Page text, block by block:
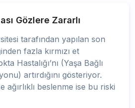
Gözlere Zararlı
tarafından yapılan son
fazla kırmızı et
Hastalığı’nı (Yaşa Bağlı
artırdığını gösteriyor.
ağırlıklı beslenme ise bu riski